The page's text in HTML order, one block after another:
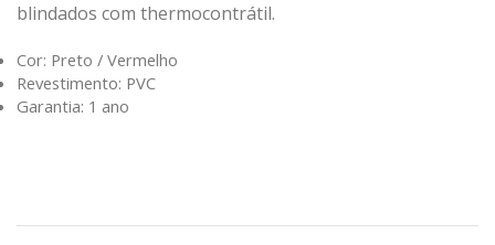
blindados com thermocontrátil.
Cor: Preto / Vermelho
Revestimento: PVC
Garantia: 1 ano